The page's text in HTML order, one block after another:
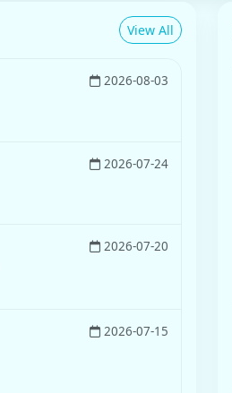
View All
2026-08-03
2026-07-24
2026-07-20
2026-07-15